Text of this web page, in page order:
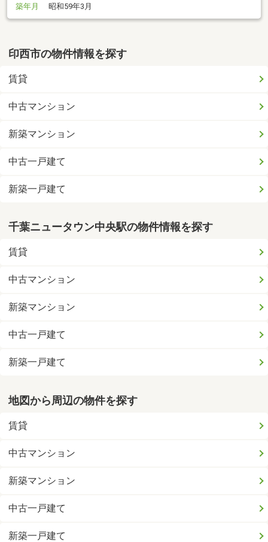
築年月
昭和59年3月
印西市の物件情報を探す
賃貸
中古マンション
新築マンション
中古一戸建て
新築一戸建て
千葉ニュータウン中央駅の物件情報を探す
賃貸
中古マンション
新築マンション
中古一戸建て
新築一戸建て
地図から周辺の物件を探す
賃貸
中古マンション
新築マンション
中古一戸建て
新築一戸建て